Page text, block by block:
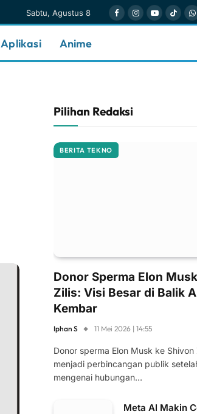
Sabtu, Agustus 8
FacebookInstagram
YouTube
Aplikasi Anime
Pilihan Redaksi
BERITA TEKNO
Donor Sperma Elon
Zilis: Visi Besar di Balik
Kembar
Iphan S 11 Mei 2026 | 14:55
Donor sperma Elon Musk ke Shivon
menjadi perbincangan publik
mengenai hubungan…
Meta AI Makin